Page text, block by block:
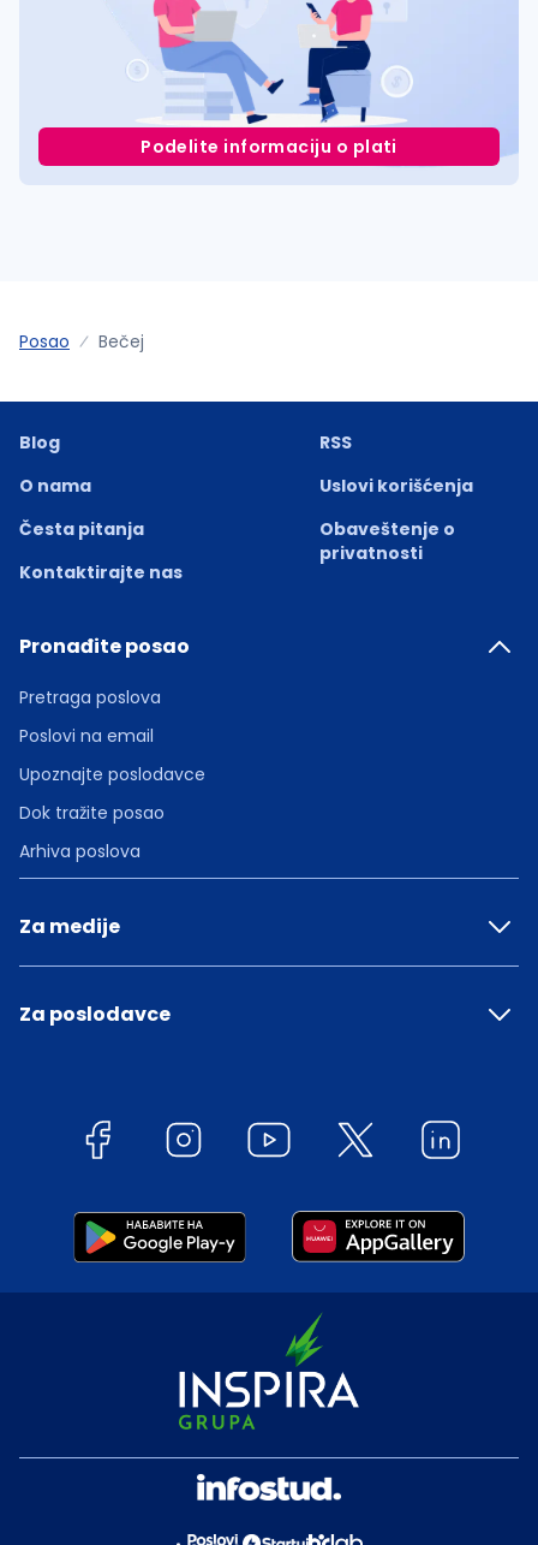
Podelite informaciju o plati
Posao Bečej
Blog
O nama
Česta pitanja
Kontaktirajte nas
RSS
Uslovi korišćenja
Obaveštenje o
privatnosti
Pronađite posao
Pretraga poslova
Poslovi na email
Upoznajte poslodavce
Dok tražite posao
Arhiva poslova
Za medije
Za poslodavce